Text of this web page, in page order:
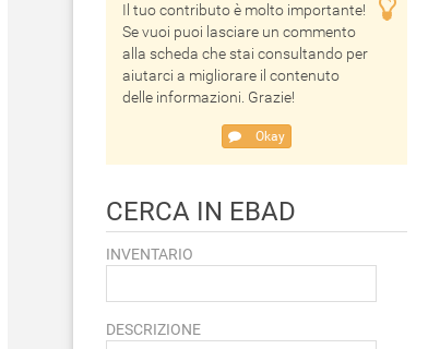
Il tuo contributo è molto importante!
Se vuoi puoi lasciare un commento
alla scheda che stai consultando per
aiutarci a migliorare il contenuto
delle informazioni. Grazie!
Okay
CERCA IN EBAD
INVENTARIO
DESCRIZIONE